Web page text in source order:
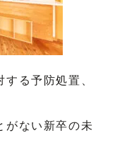
る予防処置、
がない新卒の未